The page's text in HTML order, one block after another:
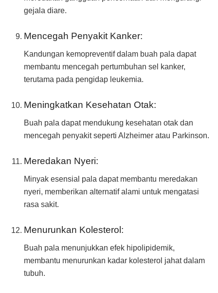
gejala diare.
Mencegah Penyakit Kanker:
Kandungan kemopreventif dalam buah pala dapat
membantu mencegah pertumbuhan sel kanker,
terutama pada pengidap leukemia.
Meningkatkan Kesehatan Otak:
Buah pala dapat mendukung kesehatan otak dan
mencegah penyakit seperti Alzheimer atau Parkinson.
Meredakan Nyeri:
Minyak esensial pala dapat membantu meredakan
nyeri, memberikan alternatif alami untuk mengatasi
rasa sakit.
Menurunkan Kolesterol:
Buah pala menunjukkan efek hipolipidemik,
membantu menurunkan kadar kolesterol jahat dalam
tubuh.